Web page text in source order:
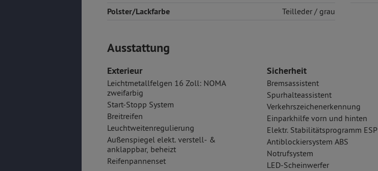
Polster/Lackfarbe Teilleder / grau
Ausstattung
Exterieur
Leichtmetallfelgen 16 Zoll: NOMA
zweifarbig
Start-Stopp System
Breitreifen
Leuchtweitenregulierung
Außenspiegel elekt. verstell- &
anklappbar, beheizt
Reifenpannenset
Sicherheit
Bremsassistent
Spurhalteassistent
Verkehrszeichenerkennung
Einparkhilfe vorn und hinten
Elektr. Stabilitätsprogramm ESP
Antiblockiersystem ABS
Notrufsystem
LED-Scheinwerfer